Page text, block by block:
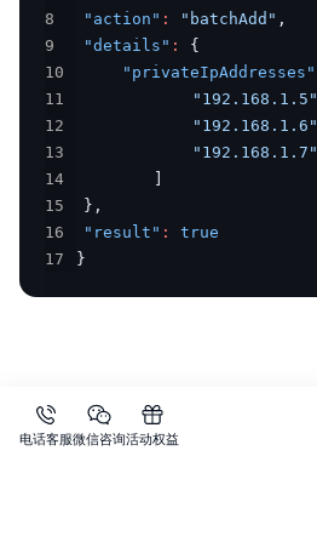
8
"action" : "batchAdd" ,
9
"details" :
{
10
"privateIpAddresses"
11
"192.168.1.5"
12
"192.168.1.6"
13
"192.168.1.7"
14
]
15
} ,
16
"result" :
true
17
}
上一篇
删除弹性网卡内网IP
电话客服微信咨询活动权益